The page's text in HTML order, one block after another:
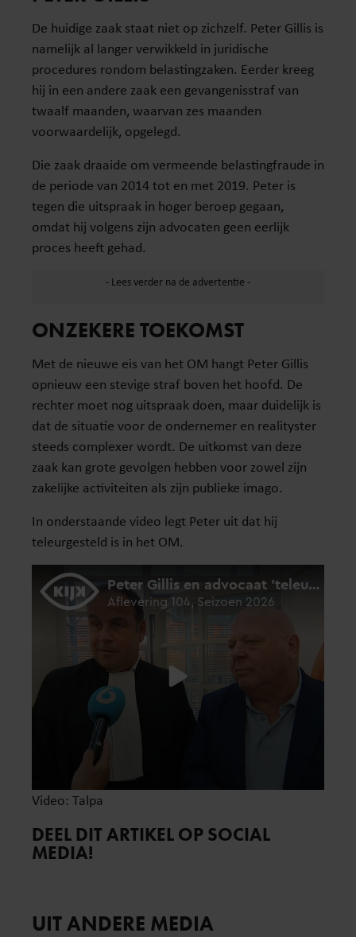
De huidige zaak staat niet op zichzelf. Peter Gillis is
namelijk al langer verwikkeld in juridische
procedures rondom belastingzaken. Eerder kreeg
hij in een andere zaak een gevangenisstraf van
twaalf maanden, waarvan zes maanden
voorwaardelijk, opgelegd.
Die zaak draaide om vermeende belastingfraude in
de periode van 2014 tot en met 2019. Peter is
tegen die uitspraak in hoger beroep gegaan,
omdat hij volgens zijn advocaten geen eerlijk
proces heeft gehad.
ONZEKERE TOEKOMST
Met de nieuwe eis van het OM hangt Peter Gillis
opnieuw een stevige straf boven het hoofd. De
rechter moet nog uitspraak doen, maar duidelijk is
dat de situatie voor de ondernemer en realityster
steeds complexer wordt. De uitkomst van deze
zaak kan grote gevolgen hebben voor zowel zijn
zakelijke activiteiten als zijn publieke imago.
In onderstaande video legt Peter uit dat hij
teleurgesteld is in het OM.
Video: Talpa
DEEL DIT ARTIKEL OP SOCIAL
MEDIA!
UIT ANDERE MEDIA